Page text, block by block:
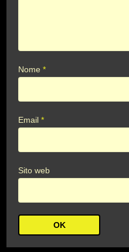
Nome*
Email*
Sito web